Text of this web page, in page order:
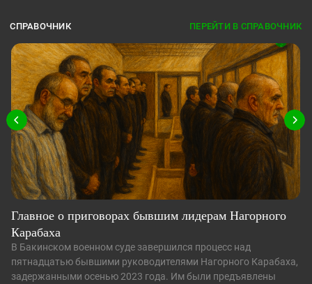
СПРАВОЧНИК ПЕРЕЙТИ В СПРАВОЧНИК
Главное о приговорах бывшим лидерам Нагорного
Карабаха
В Бакинском военном суде завершился процесс над
пятнадцатью бывшими руководителями Нагорного Карабаха,
задержанными осенью 2023 года. Им были предъявлены